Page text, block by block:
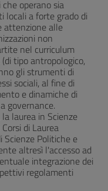
operano sia
locali a forte grado di
attenzione alle
non
nel curriculum
tipo antropologico,
gli strumenti di
sociali, al fine di
e dinamiche di
governance.
laurea in Scienze
di Laurea
Politiche e
altresì l'accesso ad
integrazione dei
regolamenti